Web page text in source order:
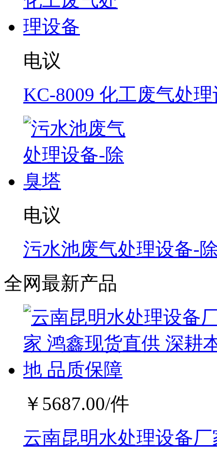
电议
KC-8009 化工废气处
电议
污水池废气处理设备-
全网最新产品
￥ 5687.00/件
云南昆明水处理设备